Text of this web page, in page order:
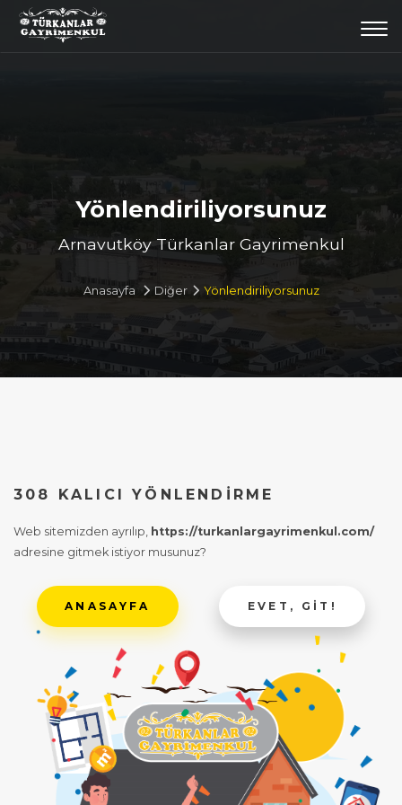
Yönlendiriliyorsunuz
Arnavutköy Türkanlar Gayrimenkul
Anasayfa Diğer Yönlendiriliyorsunuz
308 KALICI YÖNLENDIRME
Web sitemizden ayrılıp, https://turkanlargayrimenkul.com/
adresine gitmek istiyor musunuz?
ANASAYFA EVET, GIT!